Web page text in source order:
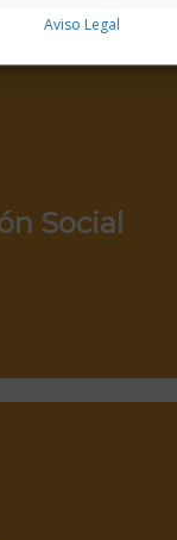
Aviso Legal
Social